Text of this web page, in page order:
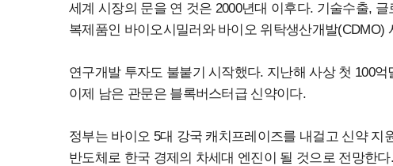
세계 시장의 문을 연 것은 2000년대 이후다. 기술수출,
복제품인 바이오시밀러와 바이오 위탁생산개발
연구개발 투자도 불붙기 시작했다. 지난해 사상 첫 100
이제 남은 관문은 블록버스터급 신약이다.
정부는 바이오 5대 강국 캐치프레이즈를 내걸고 신약
반도체로 한국 경제의 차세대 엔진이 될 것으로 전망한